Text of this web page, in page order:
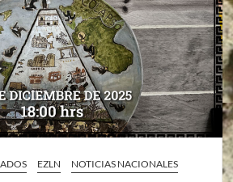
EZLN
NOTICIAS NACIONALES